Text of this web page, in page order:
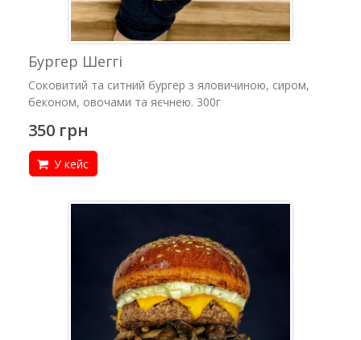
Бургер Шеггі
Соковитий та ситний бургер з яловичиною, сиром,
беконом, овочами та яєчнею. 300г
350 грн
У кейс